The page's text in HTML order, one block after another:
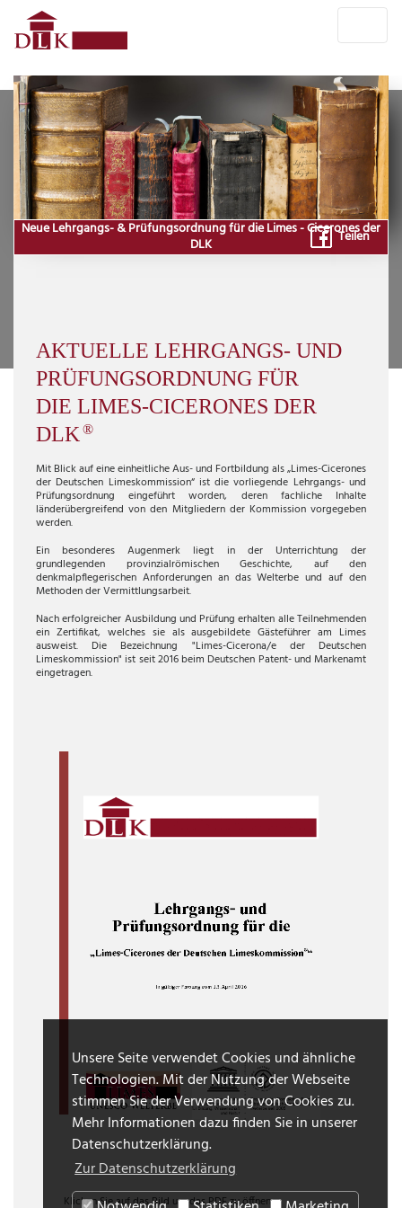
Unsere Seite verwendet Cookies und ähnliche
Technologien. Mit der Nutzung der Webseite
stimmen Sie der Verwendung von Cookies zu.
Mehr Informationen dazu finden Sie in unserer
Datenschutzerklärung.
Zur Datenschutzerklärung
Neue Lehrgangs- & Prüfungsordnung für die Limes - Cicerones der
DLK Teilen
AKTUELLE LEHRGANGS- UND
PRÜFUNGSORDNUNG FÜR
DIE LIMES-CICERONES DER
DLK®
Mit Blick auf eine einheitliche Aus- und Fortbildung als „Limes-Cicerones
der Deutschen Limeskommission“ ist die vorliegende Lehrgangs- und
Prüfungsordnungeingeführt worden, deren fachliche Inhalte
länderübergreifend von den Mitgliedern der Kommission vorgegeben
werden.
Ein besonderes Augenmerk liegt in der Unterrichtung der
grundlegenden provinzialrömischen Geschichte, auf den
denkmalpflegerischen Anforderungen an das Welterbe und auf den
Methoden der Vermittlungsarbeit.
Nach erfolgreicher Ausbildung und Prüfung erhalten alle Teilnehmenden
ein Zertifikat, welches sie als ausgebildete Gästeführer am Limes
ausweist. Die Bezeichnung "Limes-Cicerona/e der Deutschen
Limeskommission" ist seit 2016 beim Deutschen Patent- und Markenamt
eingetragen.
Klicken Sie auf das Bild um das PDF zu öffnen.